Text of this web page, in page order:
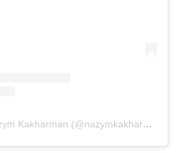
Публикация от Nazym Kakharman (@nazymkakharman)